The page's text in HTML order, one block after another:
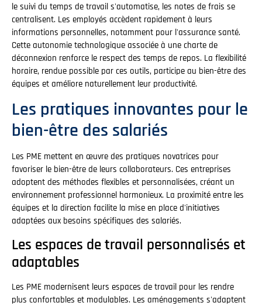
le suivi du temps de travail s'automatise, les notes de frais se
centralisent. Les employés accèdent rapidement à leurs
informations personnelles, notamment pour l'assurance santé.
Cette autonomie technologique associée à une charte de
déconnexion renforce le respect des temps de repos. La flexibilité
horaire, rendue possible par ces outils, participe au bien-être des
équipes et améliore naturellement leur productivité.
Les pratiques innovantes pour le
bien-être des salariés
Les PME mettent en œuvre des pratiques novatrices pour
favoriser le bien-être de leurs collaborateurs. Ces entreprises
adoptent des méthodes flexibles et personnalisées, créant un
environnement professionnel harmonieux. La proximité entre les
équipes et la direction facilite la mise en place d'initiatives
adaptées aux besoins spécifiques des salariés.
Les espaces de travail personnalisés et
adaptables
Les PME modernisent leurs espaces de travail pour les rendre
plus confortables et modulables. Les aménagements s'adaptent